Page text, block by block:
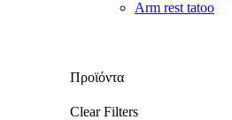
Arm rest tatoo
Προϊόντα
Clear Filters